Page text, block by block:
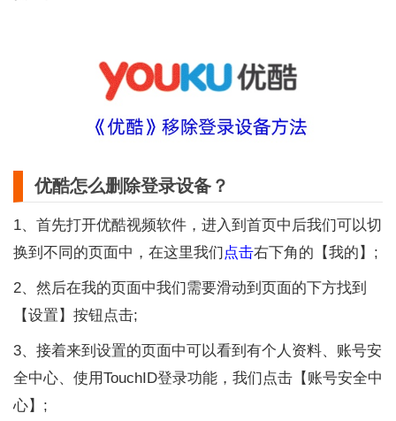
优酷怎么删除登录设备？
1、首先打开优酷视频软件，进入到首页中后我们可以切
换到不同的页面中，在这里我们点击右下角的【我的】;
2、然后在我的页面中我们需要滑动到页面的下方找到
【设置】按钮点击;
3、接着来到设置的页面中可以看到有个人资料、账号安
全中心、使用TouchID登录功能，我们点击【账号安全中
心】;